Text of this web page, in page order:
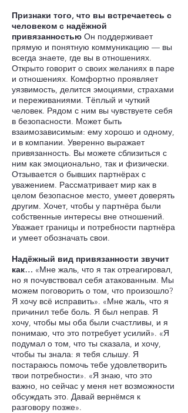
Признаки того, что вы встречаетесь с
человеком с надёжной
привязанностью Он поддерживает
прямую и понятную коммуникацию — вы
всегда знаете, где вы в отношениях.
Открыто говорит о своих желаниях в паре
и отношениях. Комфортно проявляет
уязвимость, делится эмоциями, страхами
и переживаниями. Тёплый и чуткий
человек. Рядом с ним вы чувствуете себя
в безопасности. Может быть
взаимозависимым: ему хорошо и одному,
и в компании. Уверенно выражает
привязанность. Вы можете сблизиться с
ним как эмоционально, так и физически.
Отзывается о бывших партнёрах с
уважением. Рассматривает мир как в
целом безопасное место, умеет доверять
другим. Хочет, чтобы у партнёра были
собственные интересы вне отношений.
Уважает границы и потребности партнёра
и умеет обозначать свои.
Надёжный вид привязанности звучит
как… «Мне жаль, что я так отреагировал,
но я почувствовал себя атакованным. Мы
можем поговорить о том, что произошло?
Я хочу всё исправить». «Мне жаль, что я
причинил тебе боль. Я был неправ. Я
хочу, чтобы мы оба были счастливы, и я
понимаю, что это потребует усилий». «Я
подумал о том, что ты сказала, и хочу,
чтобы ты знала: я тебя слышу. Я
постараюсь помочь тебе удовлетворить
твои потребности». «Я знаю, что это
важно, но сейчас у меня нет возможности
обсуждать это. Давай вернёмся к
разговору позже».